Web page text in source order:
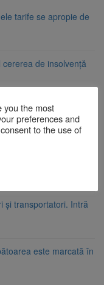
tarife se apropie de
de insolvență
pentru marii
neimpozabile de
și transportatori. Intră
este marcată în
you the most
preferences and
to the use of